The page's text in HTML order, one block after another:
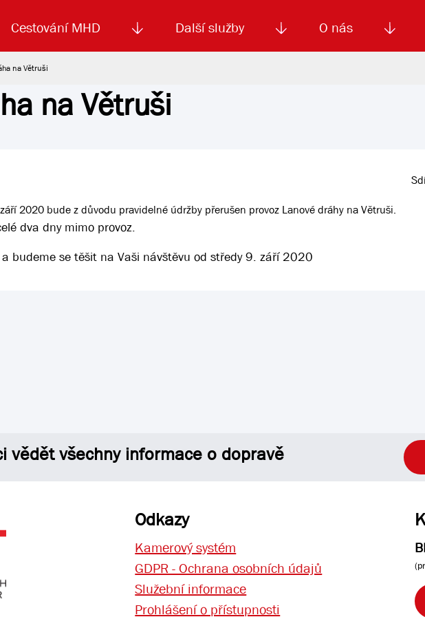
Cestování MHD
Koupit jízdenku Jízdné MHD
Další služby
Reklama Smluvní doprava
O nás
Aktuality Výběrová řízení
na Větruši
na Větruši
2020 bude z důvodu pravidelné údržby přerušen provoz Lanové dráhy na Větruši.
dva dny mimo provoz.
budeme se těšit na Vaši návštěvu od středy 9. září 2020
vědět všechny informace o dopravě
Odkazy
Kamerový systém
GDPR - Ochrana osobních údajů
Služební informace
Prohlášení o přístupnosti